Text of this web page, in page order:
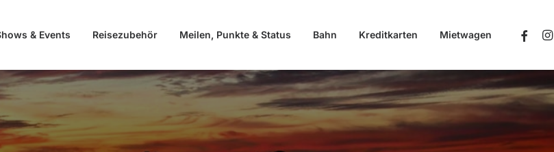
& Events Reisezubehör Meilen, Punkte & Status Bahn Kreditkarten Mietwagen